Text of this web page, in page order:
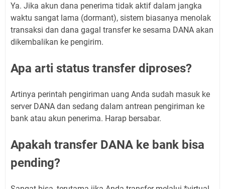
Ya. Jika akun dana penerima tidak aktif dalam jangka
waktu sangat lama (dormant), sistem biasanya menolak
transaksi dan dana gagal transfer ke sesama DANA akan
dikembalikan ke pengirim.
Apa arti status transfer diproses?
Artinya perintah pengiriman uang Anda sudah masuk ke
server DANA dan sedang dalam antrean pengiriman ke
bank atau akun penerima. Harap bersabar.
Apakah transfer DANA ke bank bisa
pending?